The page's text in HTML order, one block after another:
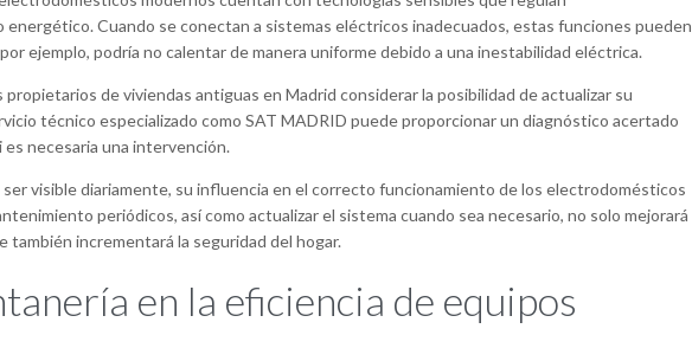
Cuando se conectan a sistemas eléctricos inadecuados, estas funciones pueden
ejemplo, podría no calentar de manera uniforme debido a una inestabilidad eléctrica.
de viviendas antiguas en Madrid considerar la posibilidad de actualizar su
técnico especializado como SAT MADRID puede proporcionar un diagnóstico acertado
necesaria una intervención.
visible diariamente, su influencia en el correcto funcionamiento de los electrodomésticos
periódicos, así como actualizar el sistema cuando sea necesario, no solo mejorará
también incrementará la seguridad del hogar.
en la eficiencia de equipos